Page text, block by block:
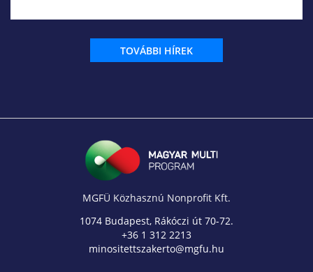
TOVÁBBI HÍREK
MGFÜ Közhasznú Nonprofit Kft.
1074 Budapest, Rákóczi út 70-72.
+36 1 312 2213
minositettszakerto@mgfu.hu